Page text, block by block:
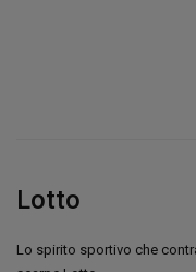
Lotto
Lo spirito sportivo che